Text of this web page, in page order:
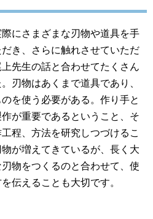
にさまざまな刃物や道具を手
き、さらに触れさせていただ
先生の話と合わせてたくさん
刃物はあくまで道具であり、
を使う必要がある。作り手と
が重要であるということ、そ
程、方法を研究しつづけるこ
が増えてきているが、長く大
物をつくるのと合わせて、使
伝えることも大切です。